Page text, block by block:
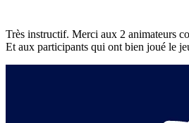
Très instructif. Merci aux 2 animateurs
Et aux participants qui ont bien joué le